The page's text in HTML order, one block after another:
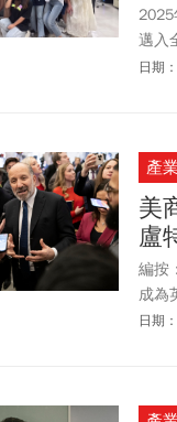
測，
作，
尼動
2025
邁入
決時
日期
產
美
盧
編按
成為
起各
日期